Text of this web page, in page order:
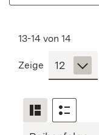
13-14 von 14
Zeige